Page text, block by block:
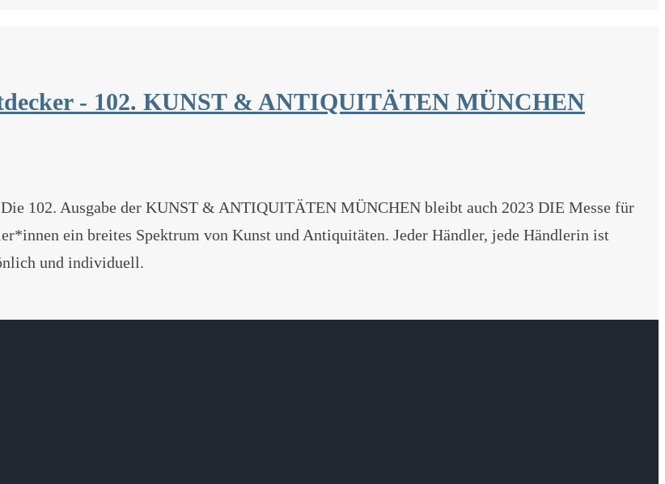
- 102. KUNST & ANTIQUITÄTEN MÜNCHEN
102. Ausgabe der KUNST & ANTIQUITÄTEN MÜNCHEN bleibt auch 2023 DIE Messe für
ein breites Spektrum von Kunst und Antiquitäten. Jeder Händler, jede Händlerin ist
und individuell.